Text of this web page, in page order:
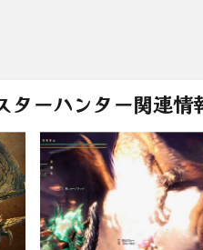
ターハンター関連情